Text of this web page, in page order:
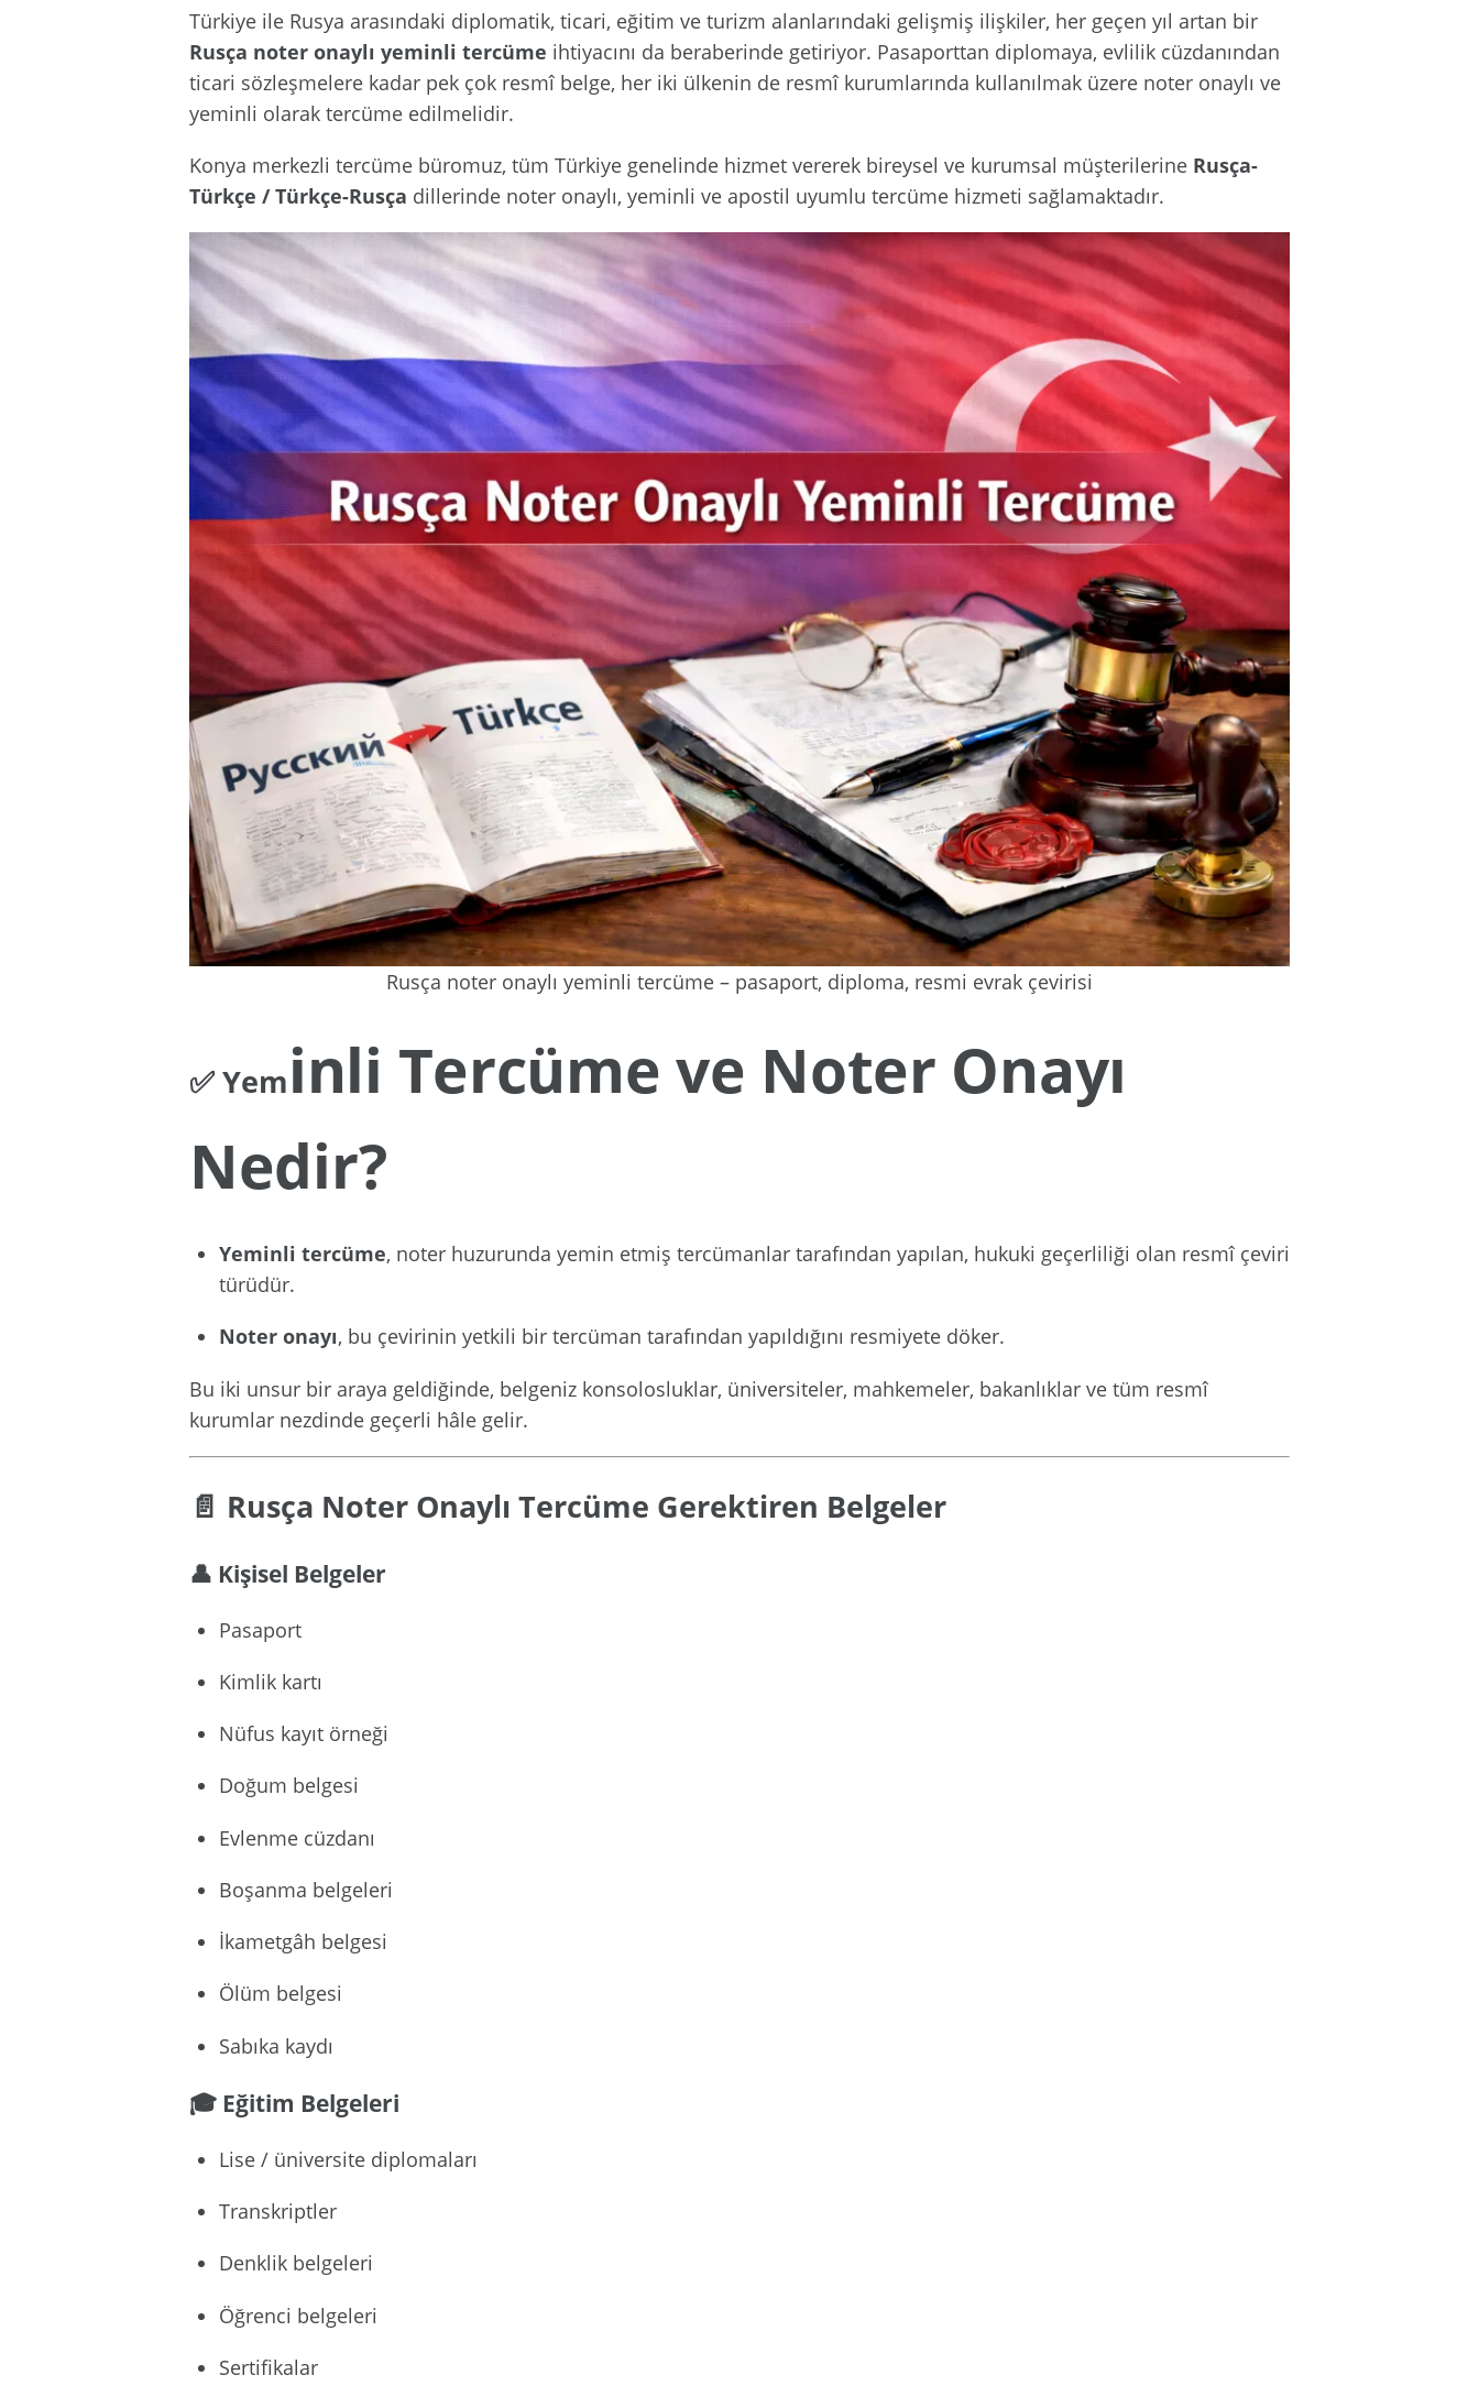
Türkiye ile Rusya arasındaki diplomatik, ticari, eğitim ve turizm alanlarındaki gelişmiş ilişkiler, her geçen yıl artan bir
Rusça noter onaylı yeminli tercüme ihtiyacını da beraberinde getiriyor. Pasaporttan diplomaya, evlilik cüzdanından
ticari sözleşmelere kadar pek çok resmî belge, her iki ülkenin de resmî kurumlarında kullanılmak üzere noter onaylı ve
yeminli olarak tercüme edilmelidir.
Konya merkezli tercüme büromuz, tüm Türkiye genelinde hizmet vererek bireysel ve kurumsal müşterilerine Rusça-
Türkçe / Türkçe-Rusça dillerinde noter onaylı, yeminli ve apostil uyumlu tercüme hizmeti sağlamaktadır.
Rusça noter onaylı yeminli tercüme – pasaport, diploma, resmi evrak çevirisi
✅ Yeminli Tercüme ve Noter Onayı
Nedir?
Yeminli tercüme, noter huzurunda yemin etmiş tercümanlar tarafından yapılan, hukuki geçerliliği olan resmî çeviri
türüdür.
Noter onayı, bu çevirinin yetkili bir tercüman tarafından yapıldığını resmiyete döker.
Bu iki unsur bir araya geldiğinde, belgeniz konsolosluklar, üniversiteler, mahkemeler, bakanlıklar ve tüm resmî
kurumlar nezdinde geçerli hâle gelir.
📄 Rusça Noter Onaylı Tercüme Gerektiren Belgeler
👤 Kişisel Belgeler
Pasaport
Kimlik kartı
Nüfus kayıt örneği
Doğum belgesi
Evlenme cüzdanı
Boşanma belgeleri
İkametgâh belgesi
Ölüm belgesi
Sabıka kaydı
🎓 Eğitim Belgeleri
Lise / üniversite diplomaları
Transkriptler
Denklik belgeleri
Öğrenci belgeleri
Sertifikalar